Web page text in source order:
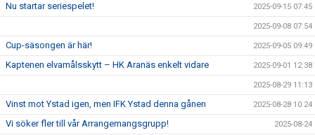
Nu startar seriespelet! 2025-09-15 07:45
2025-09-08 07:54
Cup-säsongen är här! 2025-09-05 09:49
Kaptenen elvamålsskytt – HK Aranäs enkelt vidare 2025-09-01 12:38
2025-08-29 11:13
Vinst mot Ystad igen, men IFK Ystad denna gånen 2025-08-28 10:24
Vi söker fler till vår Arrangemangsgrupp! 2025-08-24